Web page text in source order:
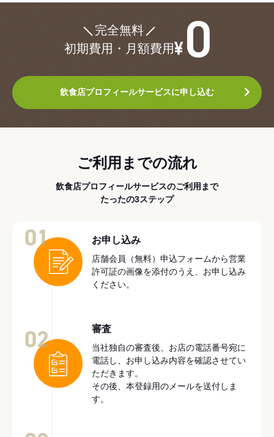
完全無料
初期費用・月額費用
飲食店プロフィールサービスに申し込む
ご利用までの流れ
飲食店プロフィールサービスのご利用まで
たったの3ステップ
お申し込み
店舗会員（無料）申込フォームから営業
許可証の画像を添付のうえ、お申し込み
ください。
審査
当社独自の審査後、お店の電話番号宛に
電話し、お申し込み内容を確認させてい
ただきます。
その後、本登録用のメールを送付しま
す。